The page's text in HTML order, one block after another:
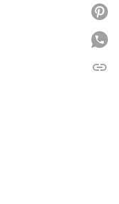
link